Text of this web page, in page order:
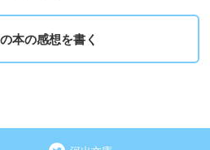
本の感想を書く